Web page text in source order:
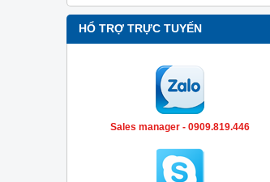
HỔ TRỢ TRỰC TUYẾN
Sales manager - 0909.819.446